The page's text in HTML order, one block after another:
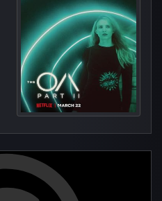
New C